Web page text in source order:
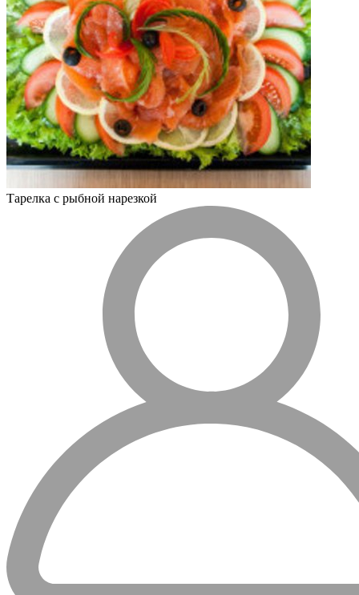
Тарелка с рыбной нарезкой